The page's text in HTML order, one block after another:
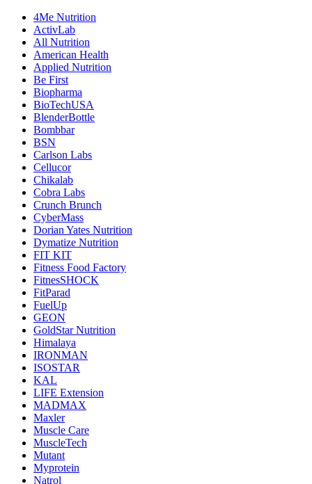
4Me Nutrition
ActivLab
All Nutrition
American Health
Applied Nutrition
Be First
Biopharma
BioTechUSA
BlenderBottle
Bombbar
BSN
Carlson Labs
Cellucor
Chikalab
Cobra Labs
Crunch Brunch
CyberMass
Dorian Yates Nutrition
Dymatize Nutrition
FIT KIT
Fitness Food Factory
FitnesSHOCK
FitParad
FuelUp
GEON
GoldStar Nutrition
Himalaya
IRONMAN
ISOSTAR
KAL
LIFE Extension
MADMAX
Maxler
Muscle Care
MuscleTech
Mutant
Myprotein
Natrol